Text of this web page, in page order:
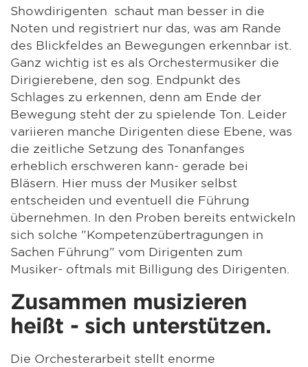
Showdirigenten schaut man besser in die
Noten und registriert nur das, was am Rande
des Blickfeldes an Bewegungen erkennbar ist.
Ganz wichtig ist es als Orchestermusiker die
Dirigierebene, den sog. Endpunkt des
Schlages zu erkennen, denn am Ende der
Bewegung steht der zu spielende Ton. Leider
variieren manche Dirigenten diese Ebene, was
die zeitliche Setzung des Tonanfanges
erheblich erschweren kann- gerade bei
Bläsern. Hier muss der Musiker selbst
entscheiden und eventuell die Führung
übernehmen. In den Proben bereits entwickeln
sich solche "Kompetenzübertragungen in
Sachen Führung" vom Dirigenten zum
Musiker- oftmals mit Billigung des Dirigenten.
Zusammen musizieren
heißt - sich unterstützen.
Die Orchesterarbeit stellt enorme